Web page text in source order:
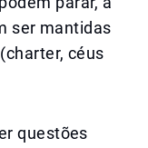
ser mantidas
céus
questões